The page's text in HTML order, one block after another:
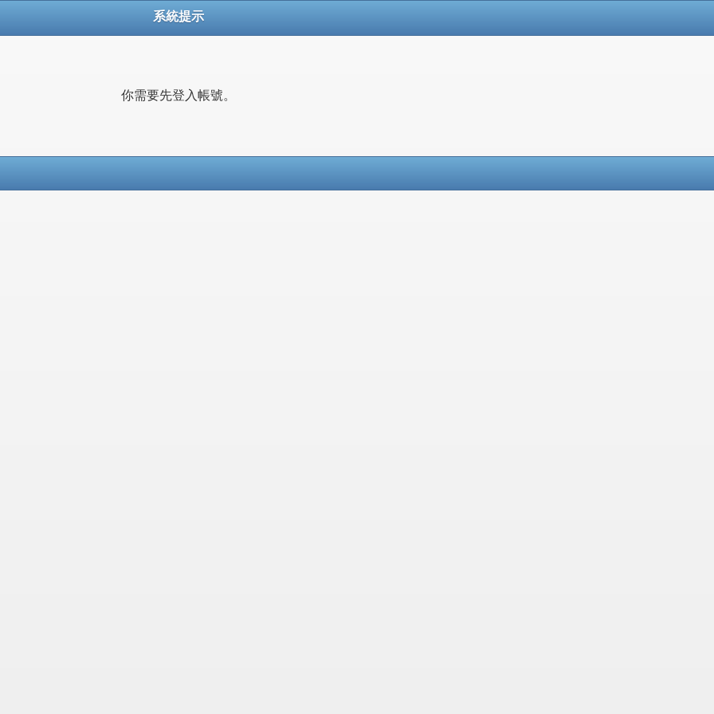
系統提示
你需要先登入帳號。